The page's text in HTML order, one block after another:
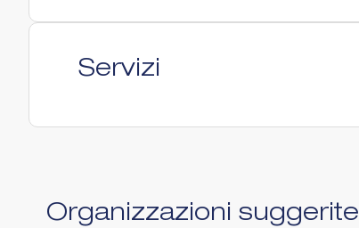
Servizi
Organizzazioni suggerite